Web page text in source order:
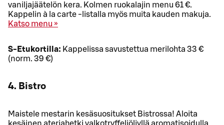
vaniljajäätelön kera. Kolmen ruokalajin menu 61 €.
Kappelin à la carte -listalla myös muita kauden makuja.
Katso menu »
S-Etukortilla: Kappelissa savustettua merilohta 33 €
(norm. 39 €)
4. Bistro
Maistele mestarin kesäsuositukset Bistrossa! Aloita